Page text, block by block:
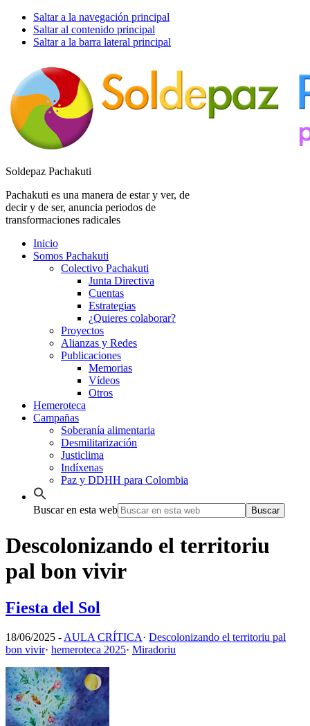
Saltar a la navegación principal
Saltar al contenido principal
Saltar a la barra lateral principal
Soldepaz Pachakuti
Pachakuti es una manera de estar y ver, de
decir y de ser, anuncia periodos de
transformaciones radicales
Inicio
Somos Pachakuti
Colectivo Pachakuti
Junta Directiva
Cuentas
Estrategias
¿Quieres colaborar?
Proyectos
Alianzas y Redes
Publicaciones
Memorias
Vídeos
Otros
Hemeroteca
Campañas
Soberanía alimentaria
Desmilitarización
Justiclima
Indíxenas
Paz y DDHH para Colombia
Buscar en esta web
Descolonizando el territoriu
pal bon vivir
Fiesta del Sol
18/06/2025 - AULA CRÍTICA· Descolonizando el territoriu pal
bon vivir· hemeroteca 2025· Miradoriu